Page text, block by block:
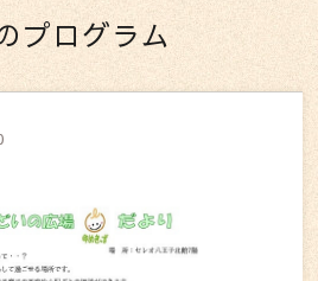
プログラム